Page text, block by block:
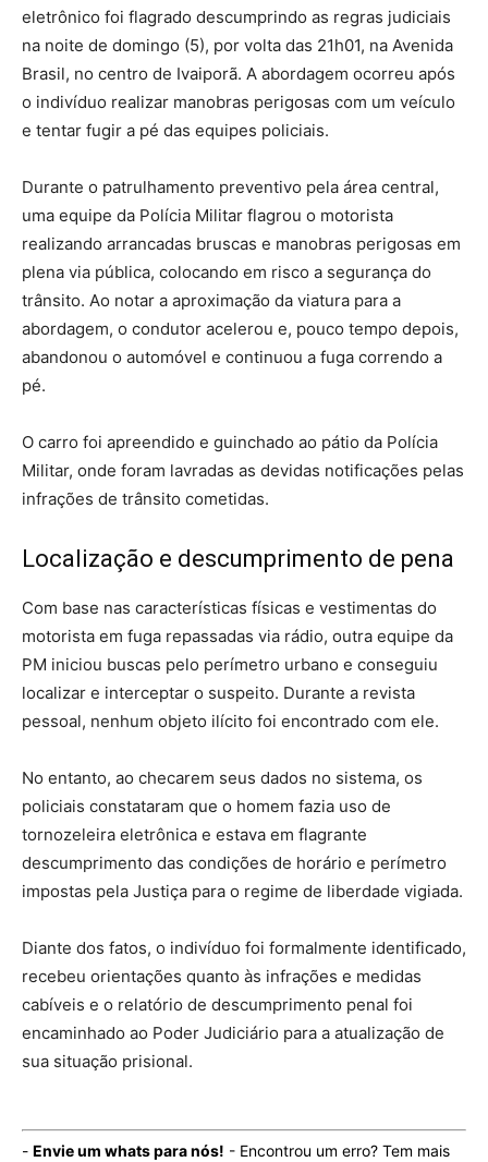
eletrônico foi flagrado descumprindo as regras judiciais
na noite de domingo (5), por volta das 21h01, na Avenida
Brasil, no centro de Ivaiporã. A abordagem ocorreu após
o indivíduo realizar manobras perigosas com um veículo
e tentar fugir a pé das equipes policiais.
Durante o patrulhamento preventivo pela área central,
uma equipe da Polícia Militar flagrou o motorista
realizando arrancadas bruscas e manobras perigosas em
plena via pública, colocando em risco a segurança do
trânsito. Ao notar a aproximação da viatura para a
abordagem, o condutor acelerou e, pouco tempo depois,
abandonou o automóvel e continuou a fuga correndo a
pé.
O carro foi apreendido e guinchado ao pátio da Polícia
Militar, onde foram lavradas as devidas notificações pelas
infrações de trânsito cometidas.
Localização e descumprimento de pena
Com base nas características físicas e vestimentas do
motorista em fuga repassadas via rádio, outra equipe da
PM iniciou buscas pelo perímetro urbano e conseguiu
localizar e interceptar o suspeito. Durante a revista
pessoal, nenhum objeto ilícito foi encontrado com ele.
No entanto, ao checarem seus dados no sistema, os
policiais constataram que o homem fazia uso de
tornozeleira eletrônica e estava em flagrante
descumprimento das condições de horário e perímetro
impostas pela Justiça para o regime de liberdade vigiada.
Diante dos fatos, o indivíduo foi formalmente identificado,
recebeu orientações quanto às infrações e medidas
cabíveis e o relatório de descumprimento penal foi
encaminhado ao Poder Judiciário para a atualização de
sua situação prisional.
- Envie um whats para nós! - Encontrou um erro? Tem mais